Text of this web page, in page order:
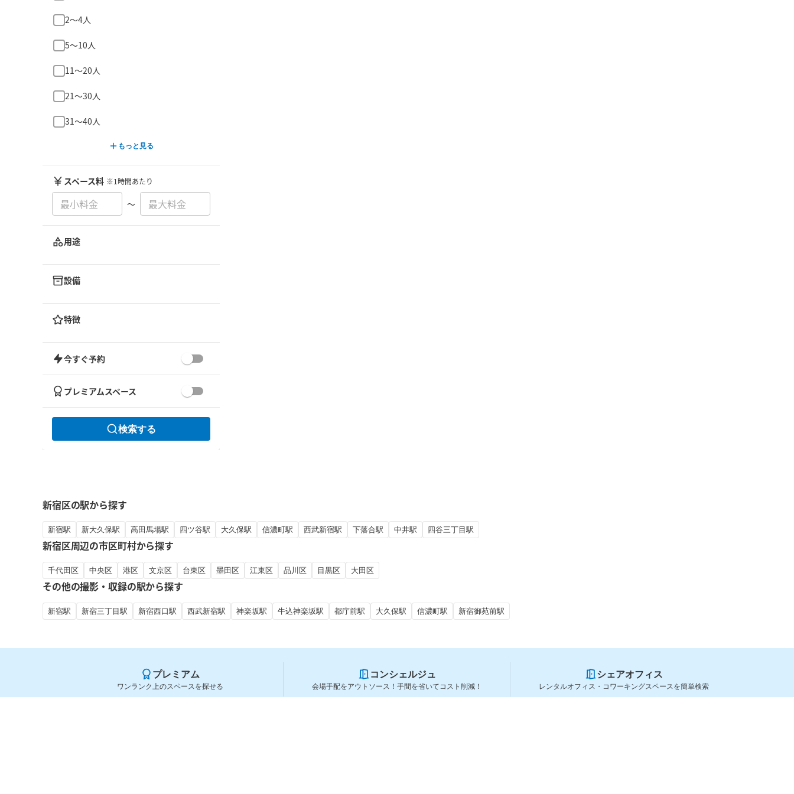
2〜4人
5〜10人
11〜20人
21〜30人
31〜40人
もっと見る
スペース料 ※1時間あたり
〜
用途
設備
特徴
今すぐ予約
プレミアムスペース
検索する
新宿区の駅から探す
新宿駅 新大久保駅 高田馬場駅 四ツ谷駅 大久保駅 信濃町駅 西武新宿駅 下落合駅 中井駅 四谷三丁目駅
新宿区周辺の市区町村から探す
千代田区 中央区 港区 文京区 台東区 墨田区 江東区 品川区 目黒区 大田区
その他の撮影・収録の駅から探す
新宿駅 新宿三丁目駅 新宿西口駅 西武新宿駅 神楽坂駅 牛込神楽坂駅 都庁前駅 大久保駅 信濃町駅 新宿御苑前駅
プレミアム
ワンランク上のスペースを探せる
コンシェルジュ
会場手配をアウトソース！手間を省いてコスト削減！
シェアオフィス
レンタルオフィス・コワーキングスペースを簡単検索